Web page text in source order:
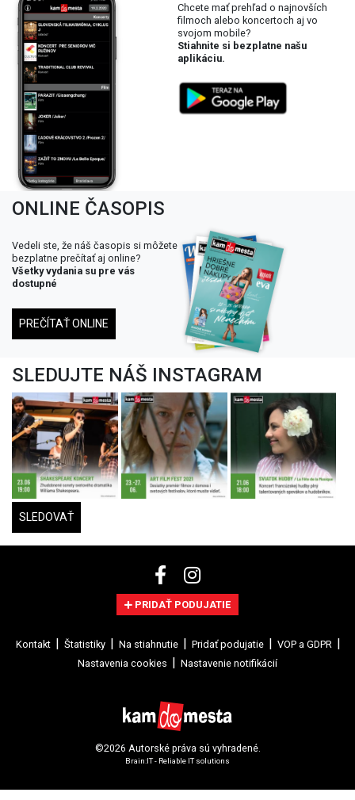
Chcete mať prehľad o najnovších
filmoch alebo koncertoch aj vo
svojom mobile?
Stiahnite si bezplatne našu
aplikáciu.
ONLINE ČASOPIS
Vedeli ste, že náš časopis si môžete
bezplatne prečítať aj online?
Všetky vydania su pre vás
dostupné
PREČÍTAŤ ONLINE
SLEDUJTE NÁŠ INSTAGRAM
SLEDOVAŤ
PRIDAŤ PODUJATIE
Kontakt Štatistiky Na stiahnutie Pridať podujatie
VOP a GDPR
Nastavenia cookies
Nastavenie notifikácií
©2026 Autorské práva sú vyhradené.
Brain:IT - Reliable IT solutions